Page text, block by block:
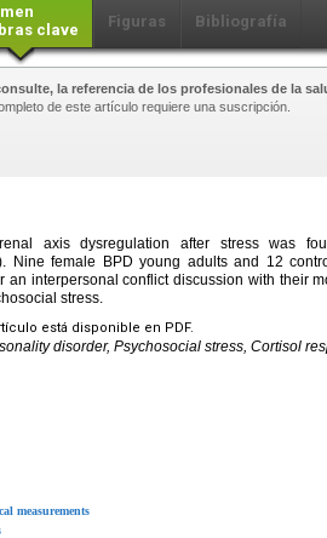
clave
Figuras Bibliografía
la referencia de los profesionales de la
de este artículo requiere una suscripción.
axis dysregulation after stress was
Nine female BPD young adults and 12
an interpersonal conflict discussion with their
stress.
está disponible en PDF.
disorder, Psychosocial stress, Cortisol
measurements